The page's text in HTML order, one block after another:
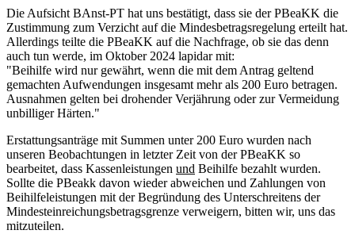
Die Aufsicht BAnst-PT hat uns bestätigt, dass sie der PBeaKK die
Zustimmung zum Verzicht auf die Mindesbetragsregelung erteilt hat.
Allerdings teilte die PBeaKK auf die Nachfrage, ob sie das denn
auch tun werde, im Oktober 2024 lapidar mit:
"Beihilfe wird nur gewährt, wenn die mit dem Antrag geltend
gemachten Aufwendungen insgesamt mehr als 200 Euro betragen.
Ausnahmen gelten bei drohender Verjährung oder zur Vermeidung
unbilliger Härten."
Erstattungsanträge mit Summen unter 200 Euro wurden nach
unseren Beobachtungen in letzter Zeit von der PBeaKK so
bearbeitet, dass Kassenleistungen und Beihilfe bezahlt wurden.
Sollte die PBeakk davon wieder abweichen und Zahlungen von
Beihilfeleistungen mit der Begründung des Unterschreitens der
Mindesteinreichungsbetragsgrenze verweigern, bitten wir, uns das
mitzuteilen.